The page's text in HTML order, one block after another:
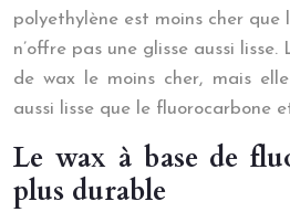
polyethylène est moins cher que
n’offre pas une glisse aussi
de wax le moins cher, mais
aussi lisse que le fluorocarbone
Le wax à base de
plus durable